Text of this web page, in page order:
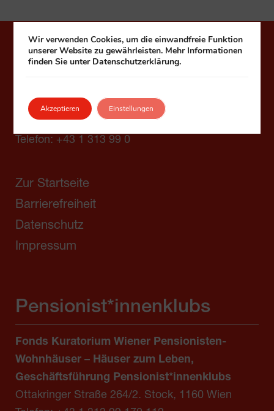
Häuser zum Leben
Wohnhäuser – Häuser zum Leben
1090 Wien, Seegasse 9
Telefon: +43 1 313 99 0
Zur Startseite
Barrierefreiheit
Datenschutz
Impressum
Pensionist*innenklubs
Fonds Kuratorium Wiener Pensionisten-
Wohnhäuser – Häuser zum Leben,
Geschäftsführung Pensionist*innenklubs
Ottakringer Straße 264/2. Stock, 1160 Wien
Wir verwenden Cookies, um die einwandfreie Funktion
unserer Website zu gewährleisten. Mehr Informationen
finden Sie unter Datenschutzerklärung.
Akzeptieren Einstellungen